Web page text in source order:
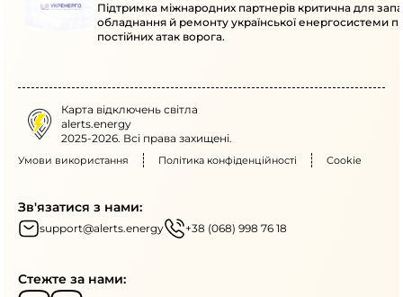
енергосистеми
Підтримка міжнародних партнерів критична для
обладнання й ремонту української енергосистеми
постійних атак ворога.
Карта відключень світла
alerts.energy
2025-2026. Всі права захищені.
Умови використання Політика конфіденційності Cookie
Зв'язатися з нами:
support@alerts.energy +38 (068) 998 76 18
Стежте за нами: